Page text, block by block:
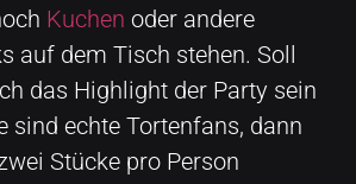
Kuchen oder andere
auf dem Tisch stehen. Soll
das Highlight der Party sein
sind echte Tortenfans, dann
Stücke pro Person